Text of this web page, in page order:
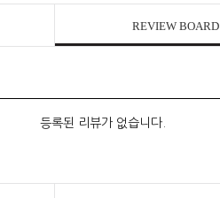
REVIEW BOARD
등록된 리뷰가 없습니다.